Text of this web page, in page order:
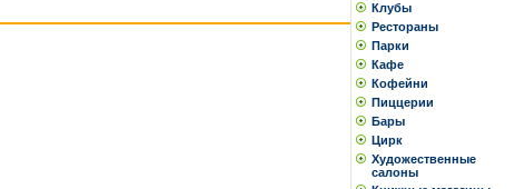
Клубы
Рестораны
Парки
Кафе
Кофейни
Пиццерии
Бары
Цирк
Художественные
салоны